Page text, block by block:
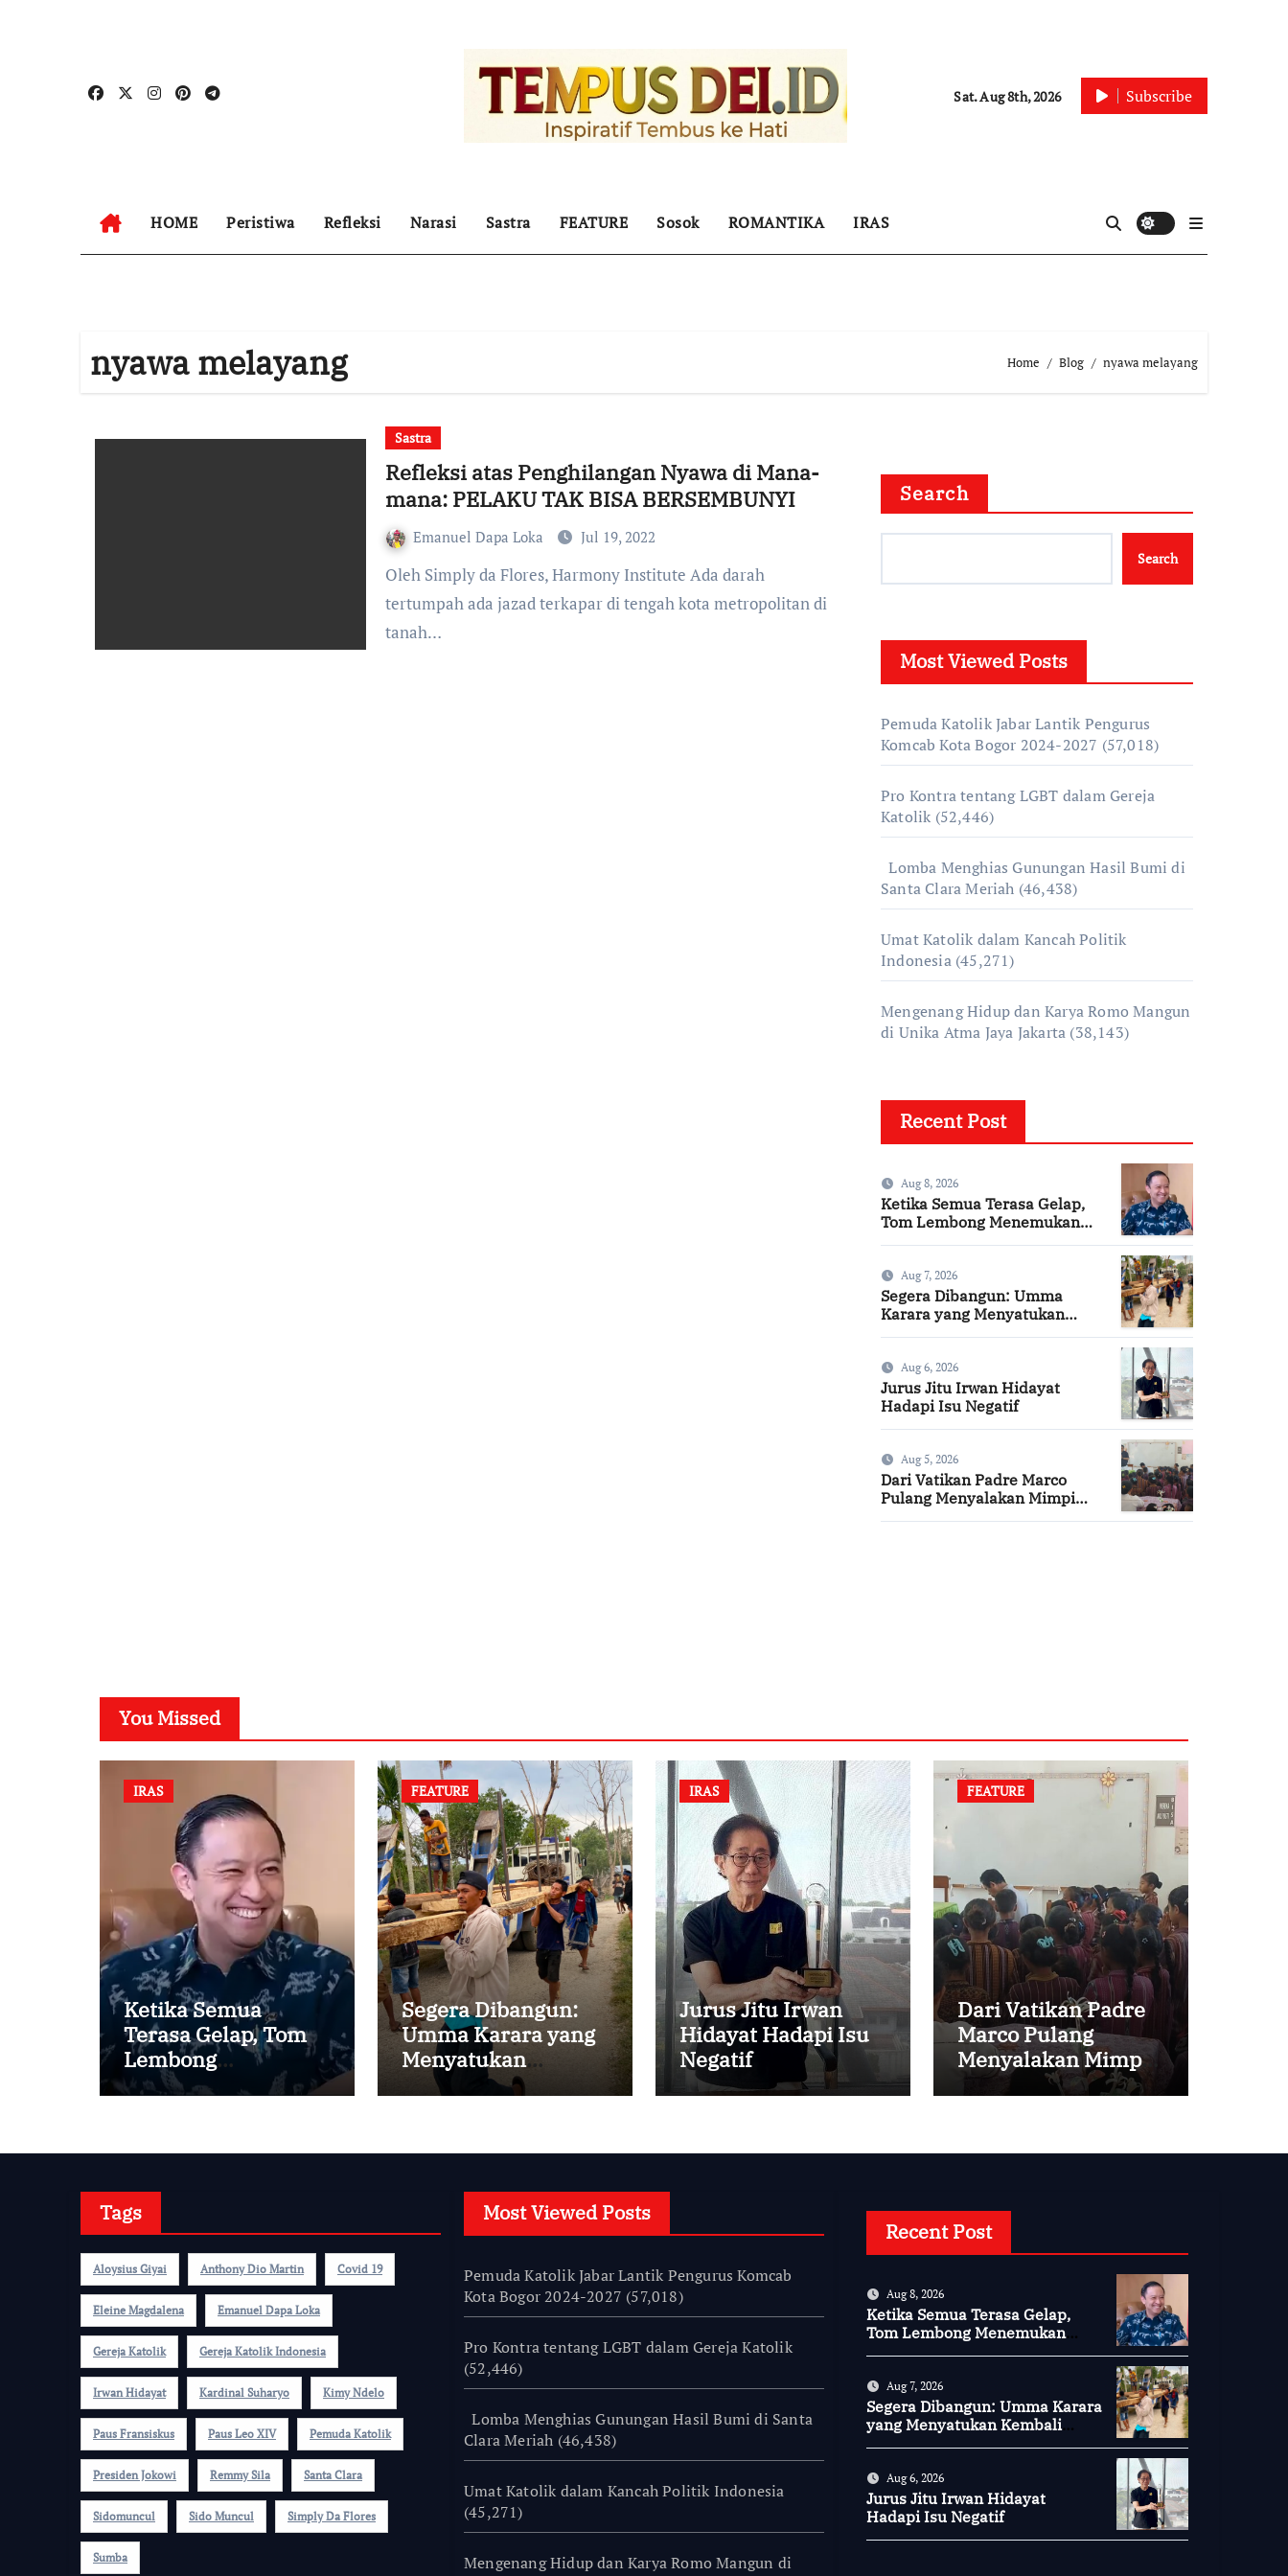
Sat. Aug 8th, 2026 Subscribe
HOME Peristiwa Refleksi Narasi Sastra FEATURE Sosok ROMANTIKA IRAS
nyawa melayang Home Blog nyawa melayang
Sastra
Refleksi atas Penghilangan Nyawa di Mana-
mana: PELAKU TAK BISA BERSEMBUNYI
Emanuel Dapa Loka Jul 19, 2022
Oleh Simply da Flores, Harmony Institute Ada darah
tertumpah ada jazad terkapar di tengah kota metropolitan di
tanah…
Search
Search
Most Viewed Posts
Pemuda Katolik Jabar Lantik Pengurus
Komcab Kota Bogor 2024-2027 (57,018)
Pro Kontra tentang LGBT dalam Gereja
Katolik (52,446)
Lomba Menghias Gunungan Hasil Bumi di
Santa Clara Meriah (46,438)
Umat Katolik dalam Kancah Politik
Indonesia (45,271)
Mengenang Hidup dan Karya Romo Mangun
di Unika Atma Jaya Jakarta (38,143)
Recent Post
Aug 8, 2026
Ketika Semua Terasa Gelap,
Tom Lembong Menemukan
Aug 7, 2026
Segera Dibangun: Umma
Karara yang Menyatukan
Aug 6, 2026
Jurus Jitu Irwan Hidayat
Hadapi Isu Negatif
Aug 5, 2026
Dari Vatikan Padre Marco
Pulang Menyalakan Mimpi
You Missed
IRAS
Ketika Semua
Terasa Gelap, Tom
Lembong
Menemukan Cinta
FEATURE
Segera Dibangun:
Umma Karara yang
Menyatukan
Kembali
IRAS
Jurus Jitu Irwan
Hidayat Hadapi Isu
Negatif
FEATURE
Dari Vatikan Padre
Marco Pulang
Menyalakan Mimpi
Anak-anak Desa
Tags
Aloysius Giyai Anthony Dio Martin Covid 19
Eleine Magdalena Emanuel Dapa Loka
Gereja Katolik Gereja Katolik Indonesia
Irwan Hidayat Kardinal Suharyo Kimy Ndelo
Paus Fransiskus Paus Leo XIV Pemuda Katolik
Presiden Jokowi Remmy Sila Santa Clara
Sidomuncul Sido Muncul Simply Da Flores
Sumba
Most Viewed Posts
Pemuda Katolik Jabar Lantik Pengurus Komcab
Kota Bogor 2024-2027 (57,018)
Pro Kontra tentang LGBT dalam Gereja Katolik
(52,446)
Lomba Menghias Gunungan Hasil Bumi di Santa
Clara Meriah (46,438)
Umat Katolik dalam Kancah Politik Indonesia
(45,271)
Mengenang Hidup dan Karya Romo Mangun di
Recent Post
Aug 8, 2026
Ketika Semua Terasa Gelap,
Tom Lembong Menemukan
Aug 7, 2026
Segera Dibangun: Umma Karara
yang Menyatukan Kembali
Aug 6, 2026
Jurus Jitu Irwan Hidayat
Hadapi Isu Negatif